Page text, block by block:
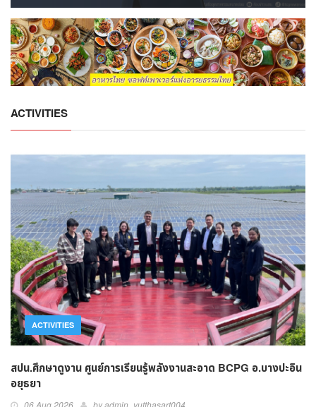
ACTIVITIES
ACTIVITIES
สปน.ศึกษาดูงาน ศูนย์การเรียนรู้พลังงานสะอาด BCPG อ.บางปะอิน
อยุธยา